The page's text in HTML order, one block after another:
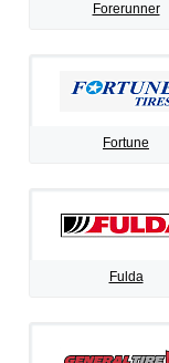
Forerunner
Fortune
Fulda